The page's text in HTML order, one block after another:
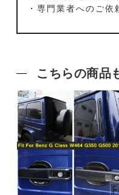
・専門業者へのご依
こちらの商品